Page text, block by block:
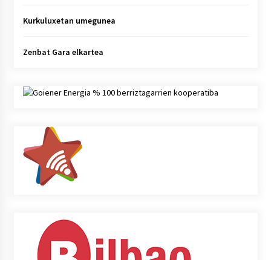
Kurkuluxetan umegunea
Zenbat Gara elkartea